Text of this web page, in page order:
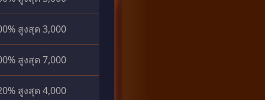
สูงสุด 3,000
สูงสุด 7,000
สูงสุด 4,000